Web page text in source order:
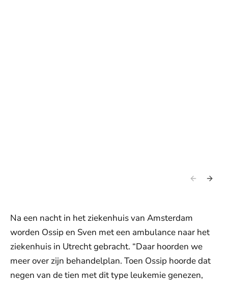
Na een nacht in het ziekenhuis van Amsterdam
worden Ossip en Sven met een ambulance naar het
ziekenhuis in Utrecht gebracht. “Daar hoorden we
meer over zijn behandelplan. Toen Ossip hoorde dat
negen van de tien met dit type leukemie genezen,